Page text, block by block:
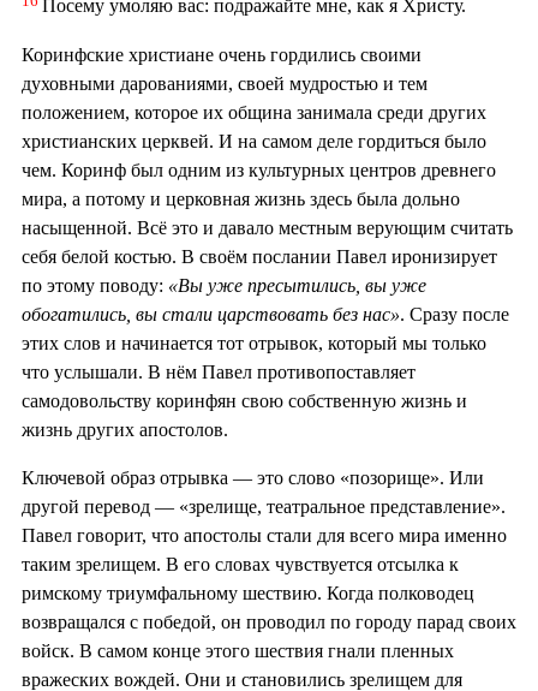
Посему умоляю вас: подражайте мне, как я Христу.
Коринфские христиане очень гордились своими
духовными дарованиями, своей мудростью и тем
положением, которое их община занимала среди других
христианских церквей. И на самом деле гордиться было
чем. Коринф был одним из культурных центров древнего
мира, а потому и церковная жизнь здесь была дольно
насыщенной. Всё это и давало местным верующим считать
себя белой костью. В своём послании Павел иронизирует
по этому поводу: «Вы уже пресытились, вы уже
обогатились, вы стали царствовать без нас». Сразу после
этих слов и начинается тот отрывок, который мы только
что услышали. В нём Павел противопоставляет
самодовольству коринфян свою собственную жизнь и
жизнь других апостолов.
Ключевой образ отрывка — это слово «позорище». Или
другой перевод — «зрелище, театральное представление».
Павел говорит, что апостолы стали для всего мира именно
таким зрелищем. В его словах чувствуется отсылка к
римскому триумфальному шествию. Когда полководец
возвращался с победой, он проводил по городу парад своих
войск. В самом конце этого шествия гнали пленных
вражеских вождей. Они и становились зрелищем для